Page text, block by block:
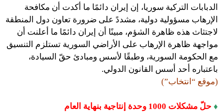
الدبابات التركية سوريا، إن إيران دائمًا ما أكدت أن مكافحة
الإرهاب مسؤولية دولية، مشددً على ضرورة تعاون دول المنطقة
لاجتثاث هذه ظاهرة الشؤم، مبينًا أن إيران دائمًا ما أعلنت أن
مواجهة ظاهرة الإرهاب على الأراضي السورية تستلزم التنسيق
مع الحكومة السورية، وطبقًا لأسس ومبادئ حقّ السيادة،
باعتباره أحد أسس القانون الدولي.
(موقع “انتخاب”)
♦ حلّ مشكلات 1000 وحدة إنتاجية بنهاية العام